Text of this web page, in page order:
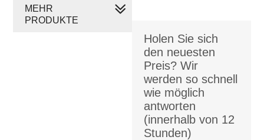
Holen Sie sich
den neuesten
Preis? Wir
werden so schnell
wie möglich
antworten
(innerhalb von 12
Stunden)
MEHR
PRODUKTE